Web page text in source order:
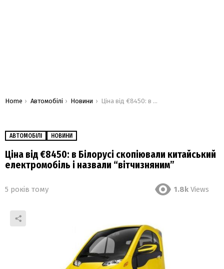
You are here:
Home Автомобілі Новини Ціна від €8450: в Білорусі скопіювали китайський електромобіль і назвали “вітчизняним”
АВТОМОБІЛІ НОВИНИ
Ціна від €8450: в Білорусі скопіювали китайський
електромобіль і назвали “вітчизняним”
5 років тому 1.8k Views